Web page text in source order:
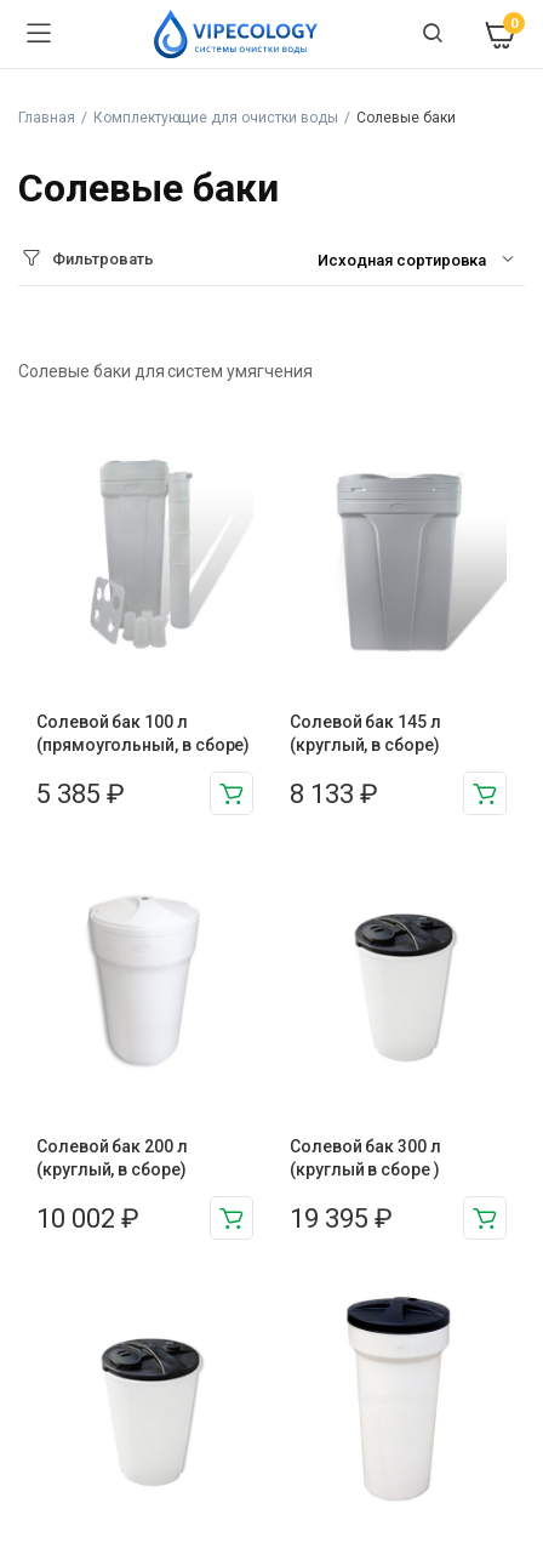
0
Главная Комплектующие для очистки воды Солевые баки
Солевые баки
Фильтровать
Солевые баки для систем умягчения
Солевой бак 100 л
(прямоугольный, в сборе)
5 385 ₽
Солевой бак 145 л
(круглый, в сборе)
8 133 ₽
Солевой бак 200 л
(круглый, в сборе)
10 002 ₽
Солевой бак 300 л
(круглый в сборе )
19 395 ₽